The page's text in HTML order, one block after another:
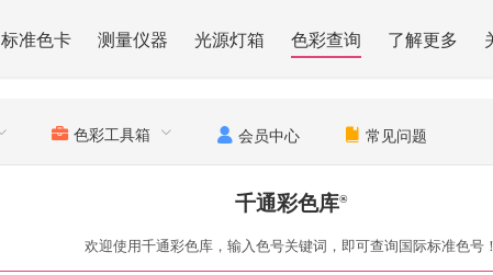
标准色卡 测量仪器 光源灯箱 色彩查询 了解更多
色彩工具箱 会员中心 常见问题
千通彩色库®
欢迎使用千通彩色库，输入色号关键词，即可查询国际标准色号！